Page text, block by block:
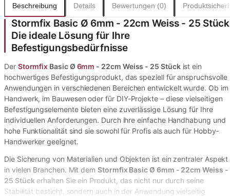
Beschreibung Details Bewertungen (0)
Stormfix Basic Ø 6mm - 22cm Weiss - 25
Die ideale Lösung für Ihre
Befestigungsbedürfnisse
Der Stormfix Basic Ø 6mm - 22cm Weiss - 25 Stückist ein
hochwertiges Befestigungsprodukt, das speziell für anspruchsvolle
Anwendungen in verschiedenen Bereichen entwickelt wurde. Ob im
Handwerk, im Bauwesen oder für DIY-Projekte – diese vielseitigen
Befestigungselemente bieten eine zuverlässige Lösung für Ihre
individuellen Anforderungen. Durch ihre einfache Handhabung und
hohe Funktionalität sind sie sowohl für Profis als auch für Hobby-
Handwerker geeignet.
Die Sicherung von Materialien und Objekten ist ein zentraler Aspekt
in vielen Branchen. Mit demStormfix Basic Ø 6mm - 22cm Weiss -
25 Stück erhalten Sie ein Produkt, das nicht nur durch seine
Stabilität besticht, sondern auch in der Anwendung vielseitig